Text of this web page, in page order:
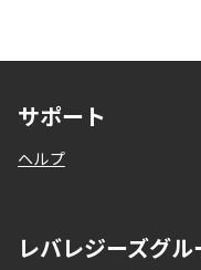
サポート
ヘルプ
レバレジーズグ